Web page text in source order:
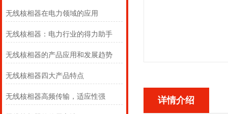
无线核相器在电力领域的应用
无线核相器：电力行业的得力助手
无线核相器的产品应用和发展趋势
无线核相器四大产品特点
无线核相器高频传输，适应性强 详情介绍